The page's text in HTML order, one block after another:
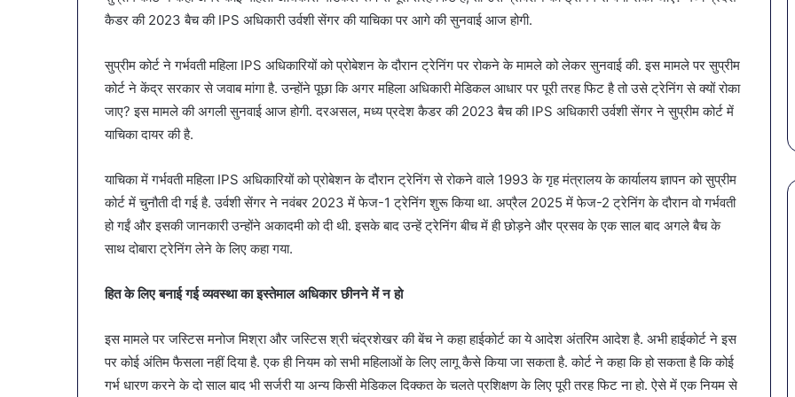
कैडर की 2023 बैच की IPS अधिकारी उर्वशी सेंगर की याचिका पर आगे की सुनवाई आज होगी.
सुप्रीम कोर्ट ने गर्भवती महिला IPS अधिकारियों को प्रोबेशन के दौरान ट्रेनिंग पर रोकने के मामले को लेकर सुनवाई की. इस मामले पर सुप्रीम
कोर्ट ने केंद्र सरकार से जवाब मांगा है. उन्होंने पूछा कि अगर महिला अधिकारी मेडिकल आधार पर पूरी तरह फिट है तो उसे ट्रेनिंग से क्यों रोका
जाए? इस मामले की अगली सुनवाई आज होगी. दरअसल, मध्य प्रदेश कैडर की 2023 बैच की IPS अधिकारी उर्वशी सेंगर ने सुप्रीम कोर्ट में
याचिका दायर की है.
याचिका में गर्भवती महिला IPS अधिकारियों को प्रोबेशन के दौरान ट्रेनिंग से रोकने वाले 1993 के गृह मंत्रालय के कार्यालय ज्ञापन को सुप्रीम
कोर्ट में चुनौती दी गई है. उर्वशी सेंगर ने नवंबर 2023 में फेज-1 ट्रेनिंग शुरू किया था. अप्रैल 2025 में फेज-2 ट्रेनिंग के दौरान वो गर्भवती
हो गईं और इसकी जानकारी उन्होंने अकादमी को दी थी. इसके बाद उन्हें ट्रेनिंग बीच में ही छोड़ने और प्रसव के एक साल बाद अगले बैच के
साथ दोबारा ट्रेनिंग लेने के लिए कहा गया.
हित के लिए बनाई गई व्यवस्था का इस्तेमाल अधिकार छीनने में न हो
इस मामले पर जस्टिस मनोज मिश्रा और जस्टिस श्री चंद्रशेखर की बेंच ने कहा हाईकोर्ट का ये आदेश अंतरिम आदेश है. अभी हाईकोर्ट ने इस
पर कोई अंतिम फैसला नहीं दिया है. एक ही नियम को सभी महिलाओं के लिए लागू कैसे किया जा सकता है. कोर्ट ने कहा कि हो सकता है कि कोई
गर्भ धारण करने के दो साल बाद भी सर्जरी या अन्य किसी मेडिकल दिक्कत के चलते प्रशिक्षण के लिए पूरी तरह फिट ना हो. ऐसे में एक नियम से
पहल:
में
ट्रेडर्स
कमीशन
केजरीवाल–
मान
कदम
January 9, 2026
नगर में ट्रेडर्स कमीशन की पहली
बैठक, केजरीवाल–मान का बड़ा
कदम
में
डाइट
में
7
सब्जियां
पेट की समस्याओं से बचना है?
गर्मियों में डाइट में शामिल करें ये 7
सब्जियां